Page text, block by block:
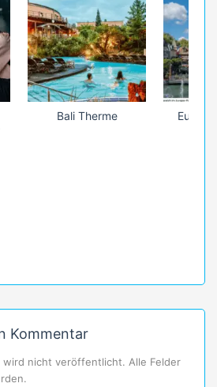
Bali Therme
Kommentar
wird nicht veröffentlicht. Alle Felder